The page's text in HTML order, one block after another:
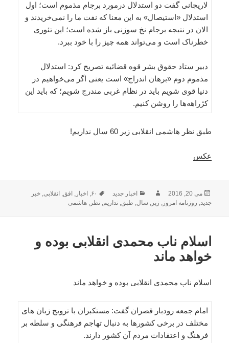
لاریجانی گفت دو استدلال درمورد برجام مذموم است؛ اول
استدلال «استیصال» به این معنا که نفت ما را نمی‌خریدند و
الان در نتیجه برجام نخ سوزنی باز شده است؛ این تئوری
خطرناک است و می‌تواند همه چیز را با خود ببرد.
دبیر ستاد حقوق ‌بشر قوه قضائیه تصریح کرد: استدلال
مذموم دوم «برهان اندراج» است یعنی اگر می‌خواهیم در
دنیا قوی شویم باید در نظام غربی مندرج شویم؛ که باید این
کژراهه‌ها را روشن کنیم.
طبق نظر هاشمی انقلابی زیر 60 سال نداریم!
عکس
ارسال
شده
می 20, 2016 نویسندهدسته‌ها
اخبار جدید برچسب‌ها
۶۰, اخبار, افق, انقلابی,خبر
جدید, روزنامه امروز, زیر, سال, طبق,نداریم,نظر,هاشمی
اسلام ناب محمدی انقلابی بوده و
خواهد ماند
اسلام ناب محمدی انقلابی بوده و خواهد ماند
امام جمعه رودبار قصران گفت: مستکبران با ترویج زبان های
مختلف در برخی کشورها به دنبال تهاجم فرهنگی و سلطه بر
فرهنگ و اعتقادات مردم آن کشور دارند.